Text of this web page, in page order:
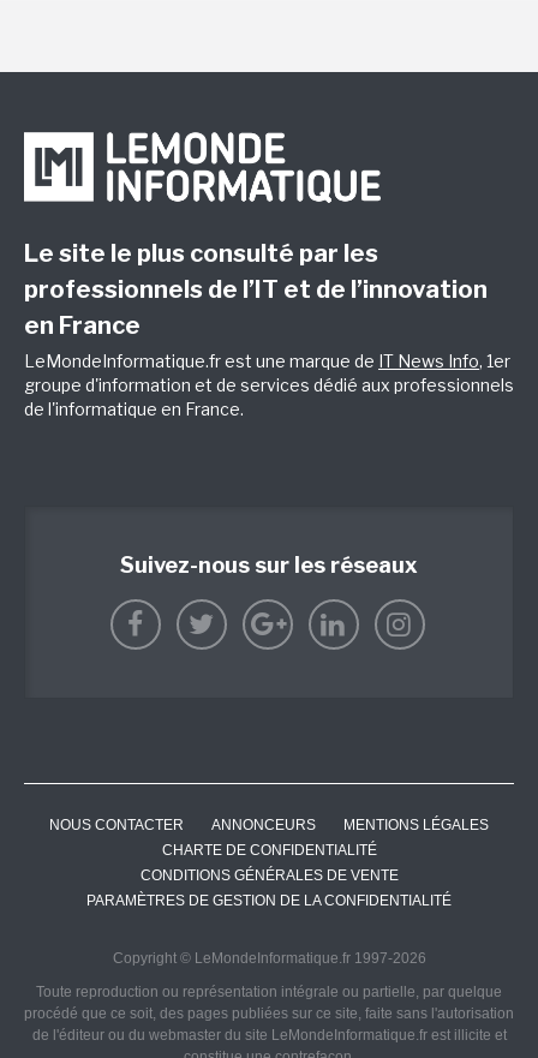
Le site le plus consulté par les
professionnels de l’IT et de l’innovation
en France
LeMondeInformatique.fr est une marque de IT News Info, 1er
groupe d'information et de services dédié aux professionnels
de l'informatique en France.
Suivez-nous sur les réseaux
NOUS CONTACTER ANNONCEURS
MENTIONS LÉGALES
CHARTE DE CONFIDENTIALITÉ
CONDITIONS GÉNÉRALES DE VENTE
PARAMÈTRES DE GESTION DE LA CONFIDENTIALITÉ
Copyright © LeMondeInformatique.fr 1997-2026
Toute reproduction ou représentation intégrale ou partielle, par quelque
procédé que ce soit, des pages publiées sur ce site, faite sans l'autorisation
de l'éditeur ou du webmaster du site LeMondeInformatique.fr est illicite et